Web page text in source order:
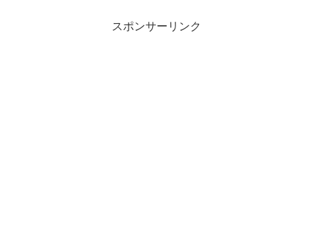
スポンサーリンク